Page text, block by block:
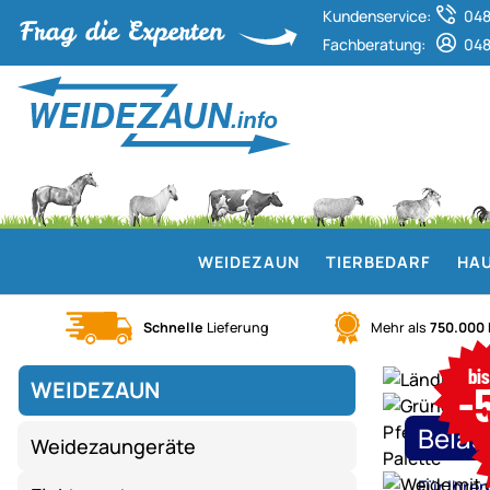
Kundenservice:
Fachberatung:
WEIDEZAUN TIERBEDARF
Schnelle Lieferung Mehr als 750.000
Weidezaun.info ist Experte für
WEIDEZAUN
Weidezaungeräte
Mega
Saison-
Weidezaun,
-